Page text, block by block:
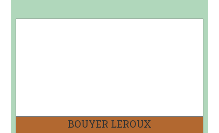
BOUYER LEROUX